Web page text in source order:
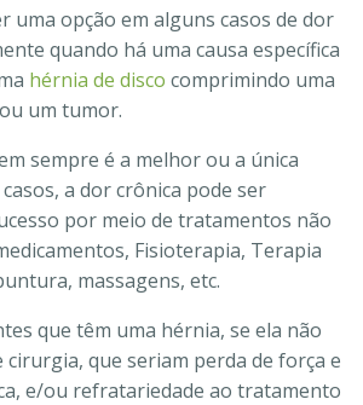
uma opção em alguns casos de dor
quando há uma causa específica
hérnia de disco comprimindo uma
um tumor.
sempre é a melhor ou a única
a dor crônica pode ser
por meio de tratamentos não
Fisioterapia, Terapia
massagens, etc.
que têm uma hérnia, se ela não
que seriam perda de força e
e/ou refratariedade ao tratamento